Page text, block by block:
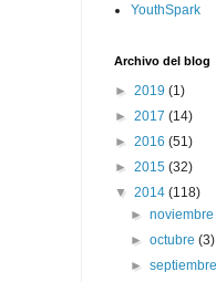
YouthSpark
Archivo del blog
► 2019 (1)
► 2017 (14)
► 2016 (51)
► 2015 (32)
▼ 2014 (118)
►
►octubre(3)
►